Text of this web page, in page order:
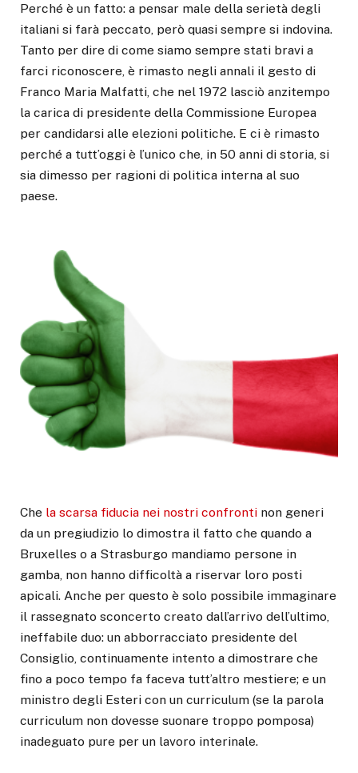
Perché è un fatto: a pensar male della serietà degli
italiani si farà peccato, però quasi sempre si indovina.
Tanto per dire di come siamo sempre stati bravi a
farci riconoscere, è rimasto negli annali il gesto di
Franco Maria Malfatti, che nel 1972 lasciò anzitempo
la carica di presidente della Commissione Europea
per candidarsi alle elezioni politiche. E ci è rimasto
perché a tutt’oggi è l’unico che, in 50 anni di storia, si
sia dimesso per ragioni di politica interna al suo
paese.
Che la scarsa fiducia nei nostri confronti non generi
da un pregiudizio lo dimostra il fatto che quando a
Bruxelles o a Strasburgo mandiamo persone in
gamba, non hanno difficoltà a riservar loro posti
apicali. Anche per questo è solo possibile immaginare
il rassegnato sconcerto creato dall’arrivo dell’ultimo,
ineffabile duo: un abborracciato presidente del
Consiglio, continuamente intento a dimostrare che
fino a poco tempo fa faceva tutt’altro mestiere; e un
ministro degli Esteri con un curriculum (se la parola
curriculum non dovesse suonare troppo pomposa)
inadeguato pure per un lavoro interinale.